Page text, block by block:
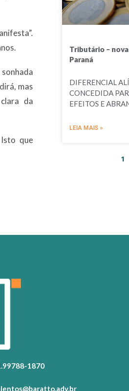
mas
da
que
Tributário –
Paraná
DIFERENCIAL
CONCEDIDA
EFEITOS E
LEIA MAIS »
1
1870